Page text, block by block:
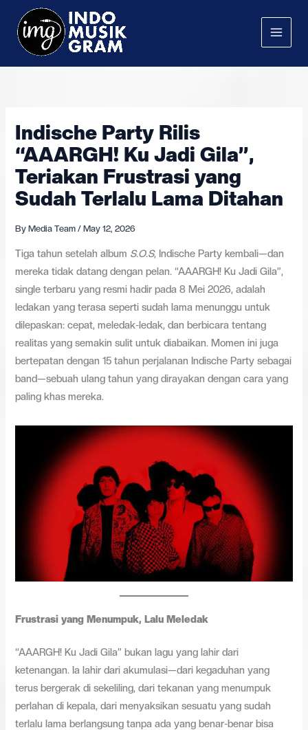
content
Indische Party Rilis
“AAARGH! Ku Jadi Gila”,
Teriakan Frustrasi yang
Sudah Terlalu Lama Ditahan
ByMedia Team/May 12, 2026
Tiga tahun setelah album S.O.S, Indische Party kembali—dan
mereka tidak datang dengan pelan. “AAARGH! Ku Jadi Gila”,
single terbaru yang resmi hadir pada 8 Mei 2026, adalah
ledakan yang terasa seperti sudah lama menunggu untuk
dilepaskan: cepat, meledak-ledak, dan berbicara tentang
realitas yang semakin sulit untuk diabaikan. Momen ini juga
bertepatan dengan 15 tahun perjalanan Indische Party sebagai
band—sebuah ulang tahun yang dirayakan dengan cara yang
paling khas mereka.
Frustrasi yang Menumpuk, Lalu Meledak
“AAARGH! Ku Jadi Gila” bukan lagu yang lahir dari
ketenangan. Ia lahir dari akumulasi—dari kegaduhan yang
terus bergerak di sekeliling, dari tekanan yang menumpuk
perlahan di kepala, dari menyaksikan sesuatu yang sudah
terlalu lama berlangsung tanpa ada yang benar-benar bisa